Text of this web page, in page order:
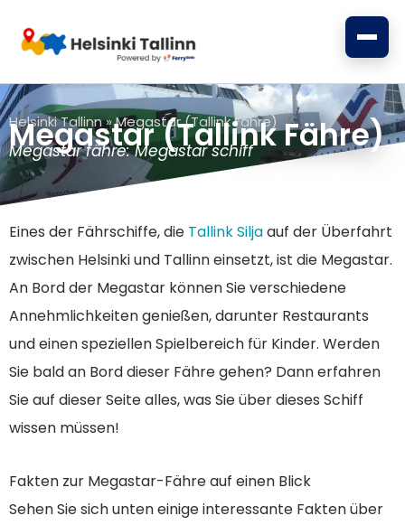
Inhalt
springen
Helsinki Tallinn»Megastar (Tallink Fähre)
Megastar (Tallink Fähre)
Megastar fähre: Megastar schiff
Eines der Fährschiffe, die Tallink Siljaauf der Überfahrt
zwischen Helsinki und Tallinn einsetzt, ist die Megastar.
An Bord der Megastar können Sie verschiedene
Annehmlichkeiten genießen, darunter Restaurants
und einen speziellen Spielbereich für Kinder. Werden
Sie bald an Bord dieser Fähre gehen? Dann erfahren
Sie auf dieser Seite alles, was Sie über dieses Schiff
wissen müssen!
Fakten zur Megastar-Fähre auf einen Blick
Sehen Sie sich unten einige interessante Fakten über